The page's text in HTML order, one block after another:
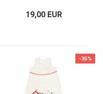
19,00 EUR
-35%